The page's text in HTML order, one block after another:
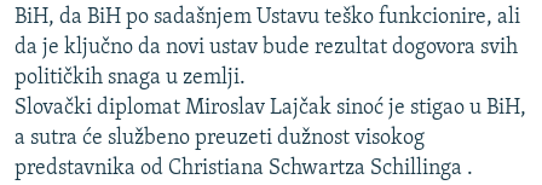
DNEVNO@RSE
SPECIJALI RSE
VIŠE OD NASLOVA
GENOCID U SREBRENICI
PRATITE NAS
BiH, da BiH po sadašnjem Ustavu teško funkcionire, ali
da je ključno da novi ustav bude rezultat dogovora svih
političkih snaga u zemlji.
Slovački diplomat Miroslav Lajčak sinoć je stigao u BiH,
a sutra će službeno preuzeti dužnost visokog
predstavnika od Christiana Schwartza Schillinga .